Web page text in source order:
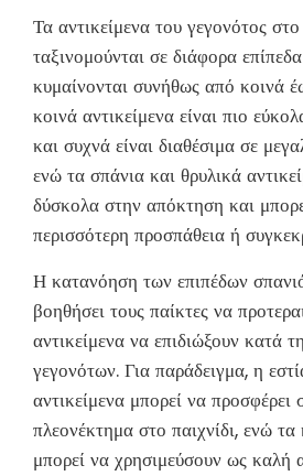
Τα αντικείμενα του γεγονότος
ταξινομούνται σε διάφορα
κυμαίνονται συνήθως από κοινά
κοινά αντικείμενα είναι πιο
και συχνά είναι διαθέσιμα σε
ενώ τα σπάνια και θρυλικά
δύσκολα στην απόκτηση και
περισσότερη προσπάθεια ή
Η κατανόηση των επιπέδων
βοηθήσει τους παίκτες να
αντικείμενα να επιδιώξουν κατά
γεγονότων. Για παράδειγμα, η
αντικείμενα μπορεί να προσφέρει
πλεονέκτημα στο παιχνίδι, ενώ τα
μπορεί να χρησιμεύσουν ως καλή